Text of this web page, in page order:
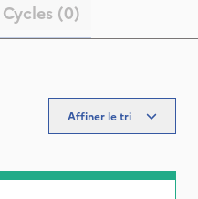
Cycles (0)
Affiner le tri